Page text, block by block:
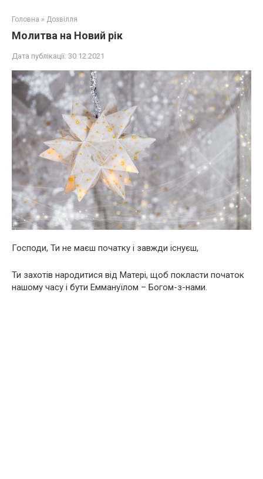
Головна » Дозвілля
Молитва на Новий рік
Дата публікації: 30.12.2021
Господи, Ти не маєш початку і завжди існуєш,
Ти захотів народитися від Матері, щоб покласти початок
нашому часу і бути Еммануїлом – Богом-з-нами.